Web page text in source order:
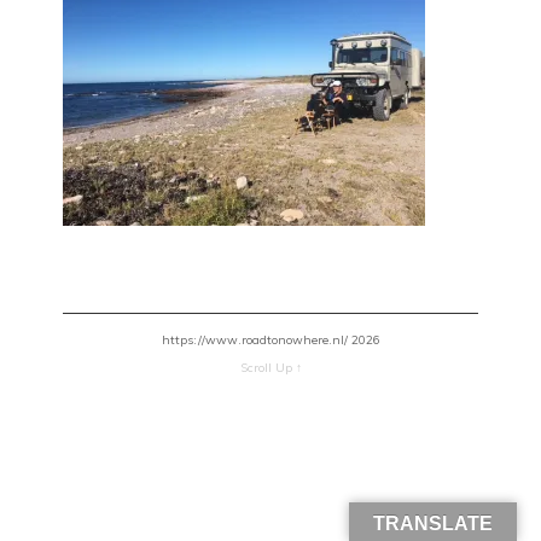
https://www.roadtonowhere.nl/ 2026
Scroll Up ↑
TRANSLATE